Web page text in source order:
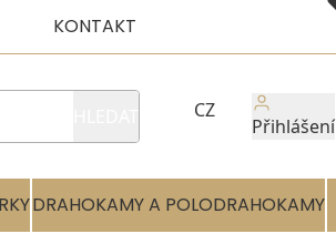
KONTAKT
CZ
Přihlášení
DRAHOKAMY A POLODRAHOKAMY